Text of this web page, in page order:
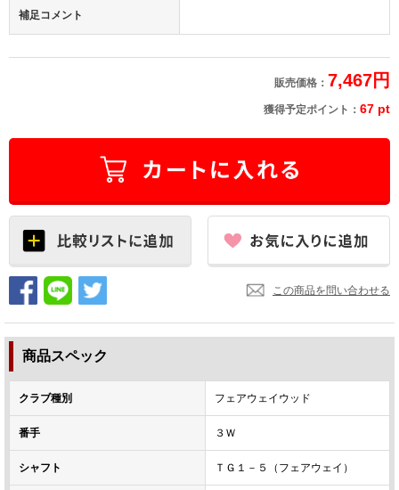
補足コメント
販売価格： 7,467円
獲得予定ポイント： 67 pt
この商品を問い合わせる
商品スペック
クラブ種別 フェアウェイウッド
番手 ３Ｗ
シャフト ＴＧ１－５（フェアウェイ）